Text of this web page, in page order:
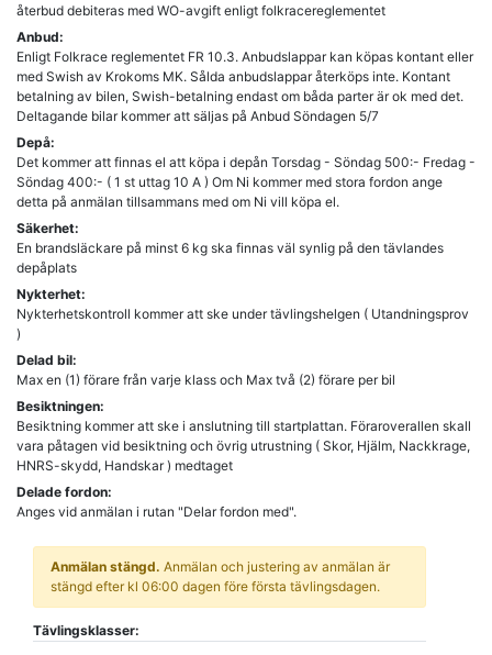
återbud debiteras med WO-avgift enligt folkracereglementet
Anbud:
Enligt Folkrace reglementet FR 10.3. Anbudslappar kan köpas kontant eller
med Swish av Krokoms MK. Sålda anbudslappar återköps inte. Kontant
betalning av bilen, Swish-betalning endast om båda parter är ok med det.
Deltagande bilar kommer att säljas på Anbud Söndagen 5/7
Depå:
Det kommer att finnas el att köpa i depån Torsdag - Söndag 500:- Fredag -
Söndag 400:- ( 1 st uttag 10 A ) Om Ni kommer med stora fordon ange
detta på anmälan tillsammans med om Ni vill köpa el.
Säkerhet:
En brandsläckare på minst 6 kg ska finnas väl synlig på den tävlandes
depåplats
Nykterhet:
Nykterhetskontroll kommer att ske under tävlingshelgen ( Utandningsprov
)
Delad bil:
Max en (1) förare från varje klass och Max två (2) förare per bil
Besiktningen:
Besiktning kommer att ske i anslutning till startplattan. Föraroverallen skall
vara påtagen vid besiktning och övrig utrustning ( Skor, Hjälm, Nackkrage,
HNRS-skydd, Handskar ) medtaget
Delade fordon:
Anges vid anmälan i rutan "Delar fordon med".
Anmälan stängd. Anmälan och justering av anmälan är
stängd efter kl 06:00 dagen före första tävlingsdagen.
Tävlingsklasser: